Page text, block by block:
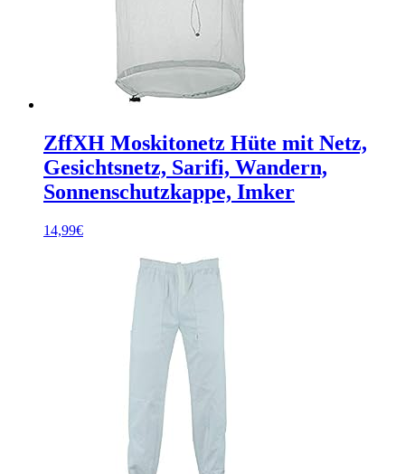
ZffXH Moskitonetz Hüte mit Netz,
Gesichtsnetz, Sarifi, Wandern,
Sonnenschutzkappe, Imker
14,99€